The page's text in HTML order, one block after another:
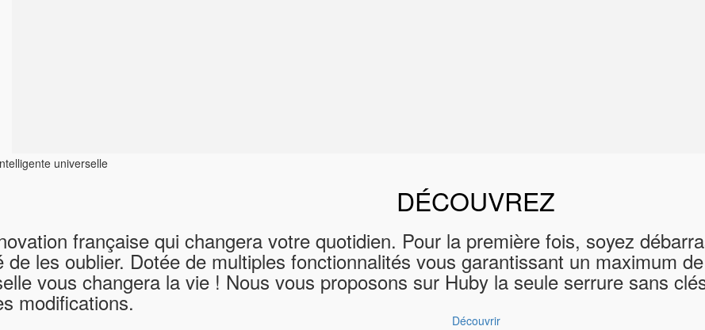
DÉCOUVREZ
française qui changera votre quotidien. Pour la première fois, soyez
de les oublier. Dotée de multiples fonctionnalités vous garantissant un maximum
vous changera la vie ! Nous vous proposons sur Huby la seule serrure sans
modifications.
Découvrir